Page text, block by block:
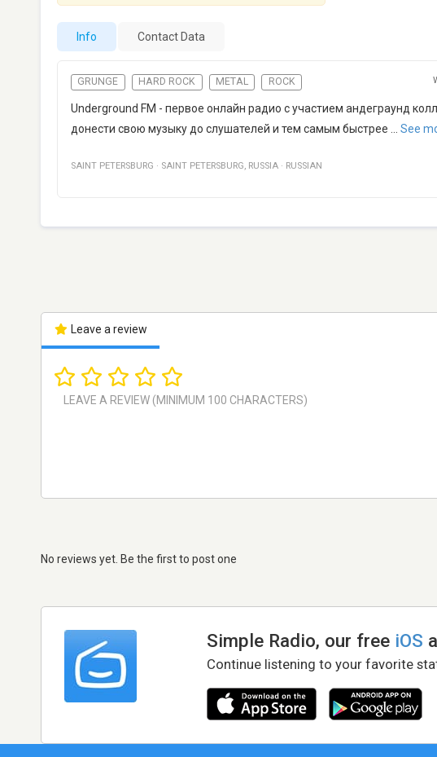
Info Contact Data
GRUNGE HARD ROCK METAL ROCK
Underground FM - первое онлайн радио с участием андеграунд
донести свою музыку до слушателей и тем самым быстрее
See
SAINT PETERSBURG · SAINT PETERSBURG, RUSSIA · RUSSIAN
Leave a review
No reviews yet. Be the first to post one
Simple Radio, our free iOS
Continue listening to your favorite